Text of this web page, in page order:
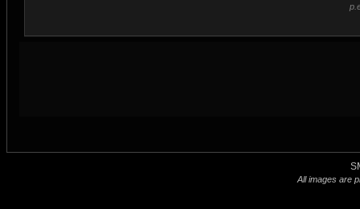
All images are